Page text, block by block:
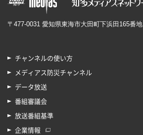
〒477-0031 愛知県東海市大田町下浜田165番地
チャンネルの使い方
メディアス防災チャンネル
データ放送
番組審議会
放送番組基準
企業情報